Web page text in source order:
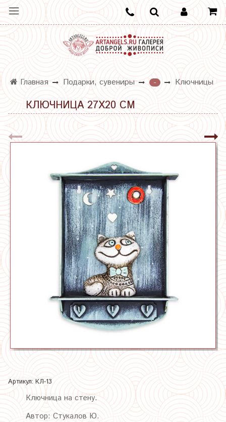
Главная Подарки, сувениры - Ключницы
КЛЮЧНИЦА 27Х20 СМ
Артикул: КЛ-13
Ключница на стену.
Автор: Стукалов Ю.